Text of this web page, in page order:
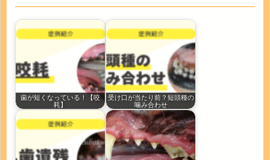
歯が短くなっている！【咬
耗】
受け口が当たり前？短頭種の
噛み合わせ